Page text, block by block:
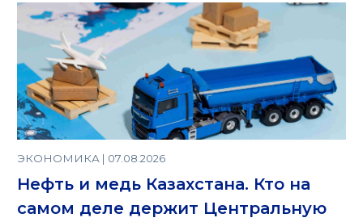
ЭКОНОМИКА | 07.08.2026
Нефть и медь Казахстана. Кто на
самом деле держит Центральную